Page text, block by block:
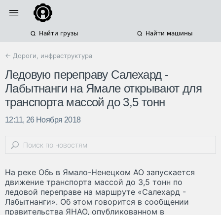
Найти грузы Найти машины
← Дороги, инфраструктура
Ледовую переправу Салехард -
Лабытнанги на Ямале открывают для
транспорта массой до 3,5 тонн
12:11, 26 Ноября 2018
На реке Обь в Ямало-Ненецком АО запускается
движение транспорта массой до 3,5 тонн по
ледовой переправе на маршруте «Салехард -
Лабытнанги». Об этом говорится в сообщении
правительства ЯНАО, опубликованном в